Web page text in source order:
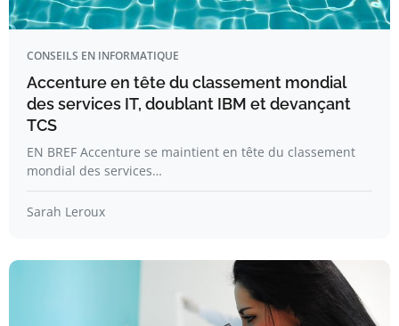
CONSEILS EN INFORMATIQUE
Accenture en tête du classement mondial
des services IT, doublant IBM et devançant
TCS
EN BREF Accenture se maintient en tête du classement
mondial des services…
Sarah Leroux